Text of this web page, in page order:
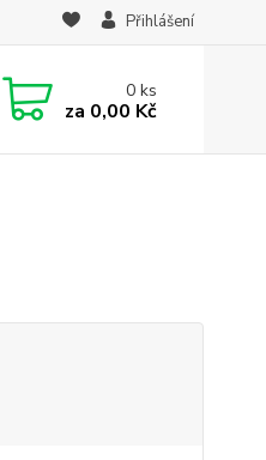
Přihlášení
0ks
za 0,00 Kč